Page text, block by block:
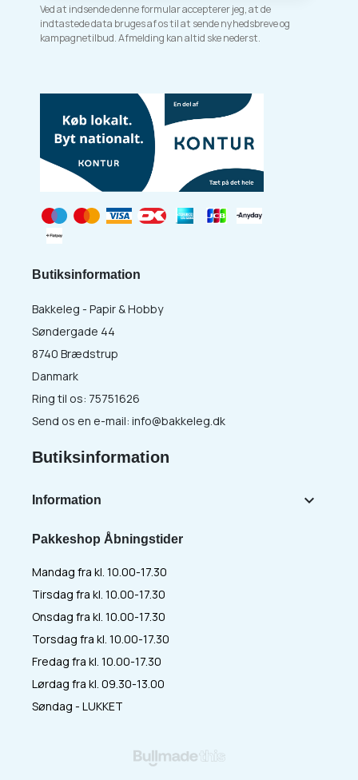
Ved at indsende denne formular accepterer jeg, at de
indtastede data bruges af os til at sende nyhedsbreve og
kampagnetilbud. Afmelding kan altid ske nederst.
Pakkeshop Åbningstider
Mandag fra kl. 10.00-17.30
Tirsdag fra kl. 10.00-17.30
Onsdag fra kl. 10.00-17.30
Torsdag fra kl. 10.00-17.30
Fredag fra kl. 10.00-17.30
Lørdag fra kl. 09.30-13.00
Søndag - LUKKET
Butiksinformation
Bakkeleg - Papir & Hobby
Søndergade 44
8740 Brædstrup
Danmark
Ring til os: 75751626
Send os en e-mail: info@bakkeleg.dk
Butiksinformation
Information 